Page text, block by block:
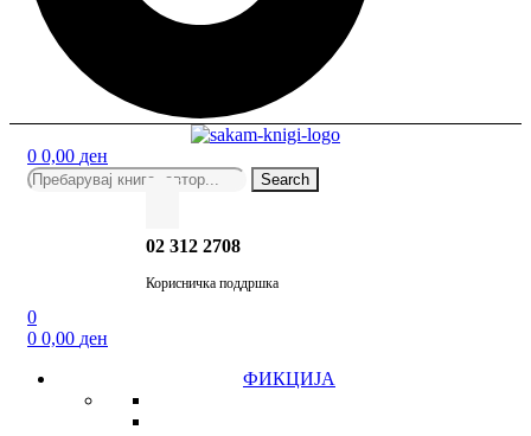
0 0,00 ден
Menu
Search
Search
02 312 2708
Корисничка поддршка
0
0 0,00 ден
ФИКЦИЈА